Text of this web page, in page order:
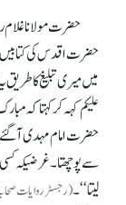
حضرت مولانا
حضرت اقدس کی کتابیں
میں میری تبلیغ کا طریق
علیکم کہہ کر کہتا کہ
حضرت امام مہدی آ گئے
سے پوچھتا۔ غرضیکہ کسی
لیتا‘‘۔